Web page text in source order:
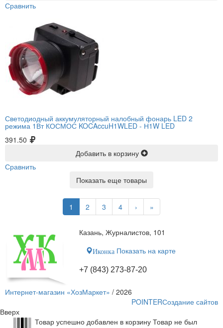
Сравнить
Светодиодный аккумуляторный налобный фонарь LED 2
режима 1Вт КОСМОС KOCAccuH1WLED - Н1W LED
391.50
Добавить в корзину
Сравнить
Показать еще товары
1 2 3 4 › »
Казань, Журналистов, 101
Иконка Показать на карте
+7 (843) 273-87-20
Интернет-магазин «ХозМаркет» / 2026
POINTERСоздание сайтов
Вверх
Товар успешно добавлен в корзину Товар не был